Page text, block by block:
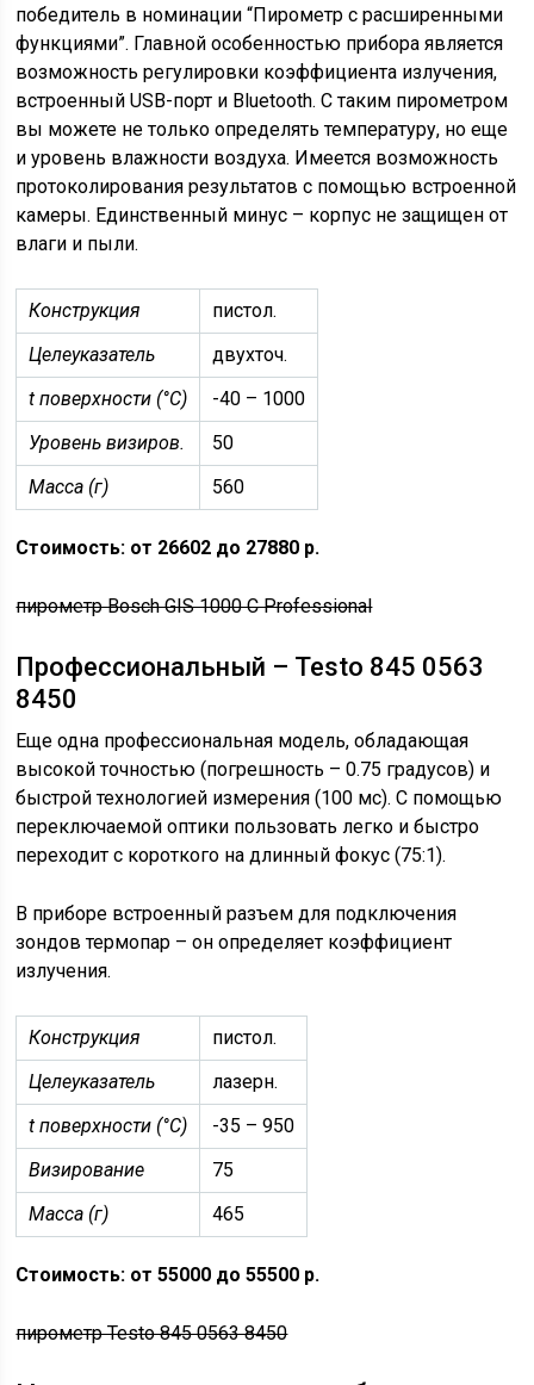
победитель в номинации “Пирометр с расширенными
функциями”. Главной особенностью прибора является
возможность регулировки коэффициента излучения,
встроенный USB-порт и Bluetooth. С таким пирометром
вы можете не только определять температуру, но еще
и уровень влажности воздуха. Имеется возможность
протоколирования результатов с помощью встроенной
камеры. Единственный минус – корпус не защищен от
влаги и пыли.
Конструкция
пистол.
Целеуказатель
двухточ.
t поверхности (°C)
-40 – 1000
Уровень визиров.
50
Масса (г)
560
Стоимость: от 26602 до 27880 р.
пирометр Bosch GIS 1000 C Professional
Профессиональный – Testo 845 0563
8450
Еще одна профессиональная модель, обладающая
высокой точностью (погрешность – 0.75 градусов) и
быстрой технологией измерения (100 мс). С помощью
переключаемой оптики пользовать легко и быстро
переходит с короткого на длинный фокус (75:1).
В приборе встроенный разъем для подключения
зондов термопар – он определяет коэффициент
излучения.
Конструкция
пистол.
Целеуказатель
лазерн.
t поверхности (°C)
-35 – 950
Визирование
75
Масса (г)
465
Стоимость: от 55000 до 55500 р.
пирометр Testo 845 0563 8450